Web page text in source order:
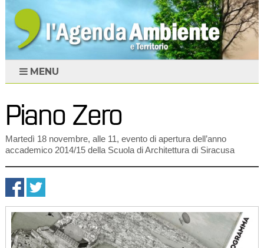
MENU
Piano Zero
Martedì 18 novembre, alle 11, evento di apertura dell’anno
accademico 2014/15 della Scuola di Architettura di Siracusa